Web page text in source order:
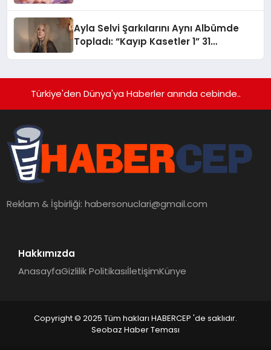
Ayla Selvi Şarkılarını Aynı Albümde
Topladı: “Kayıp Kasetler 1” 31
Türkiye'den Dünya'ya Haberler anında cebinde..
Reklam & İşbirliği:habersonuclari@gmail.com
Hakkımızda
AnasayfaGizlilik PolitikasıİletişimKünye
Copyright © 2025 Tüm hakları HABERCEP 'de saklıdır.
Seobaz Haber Teması